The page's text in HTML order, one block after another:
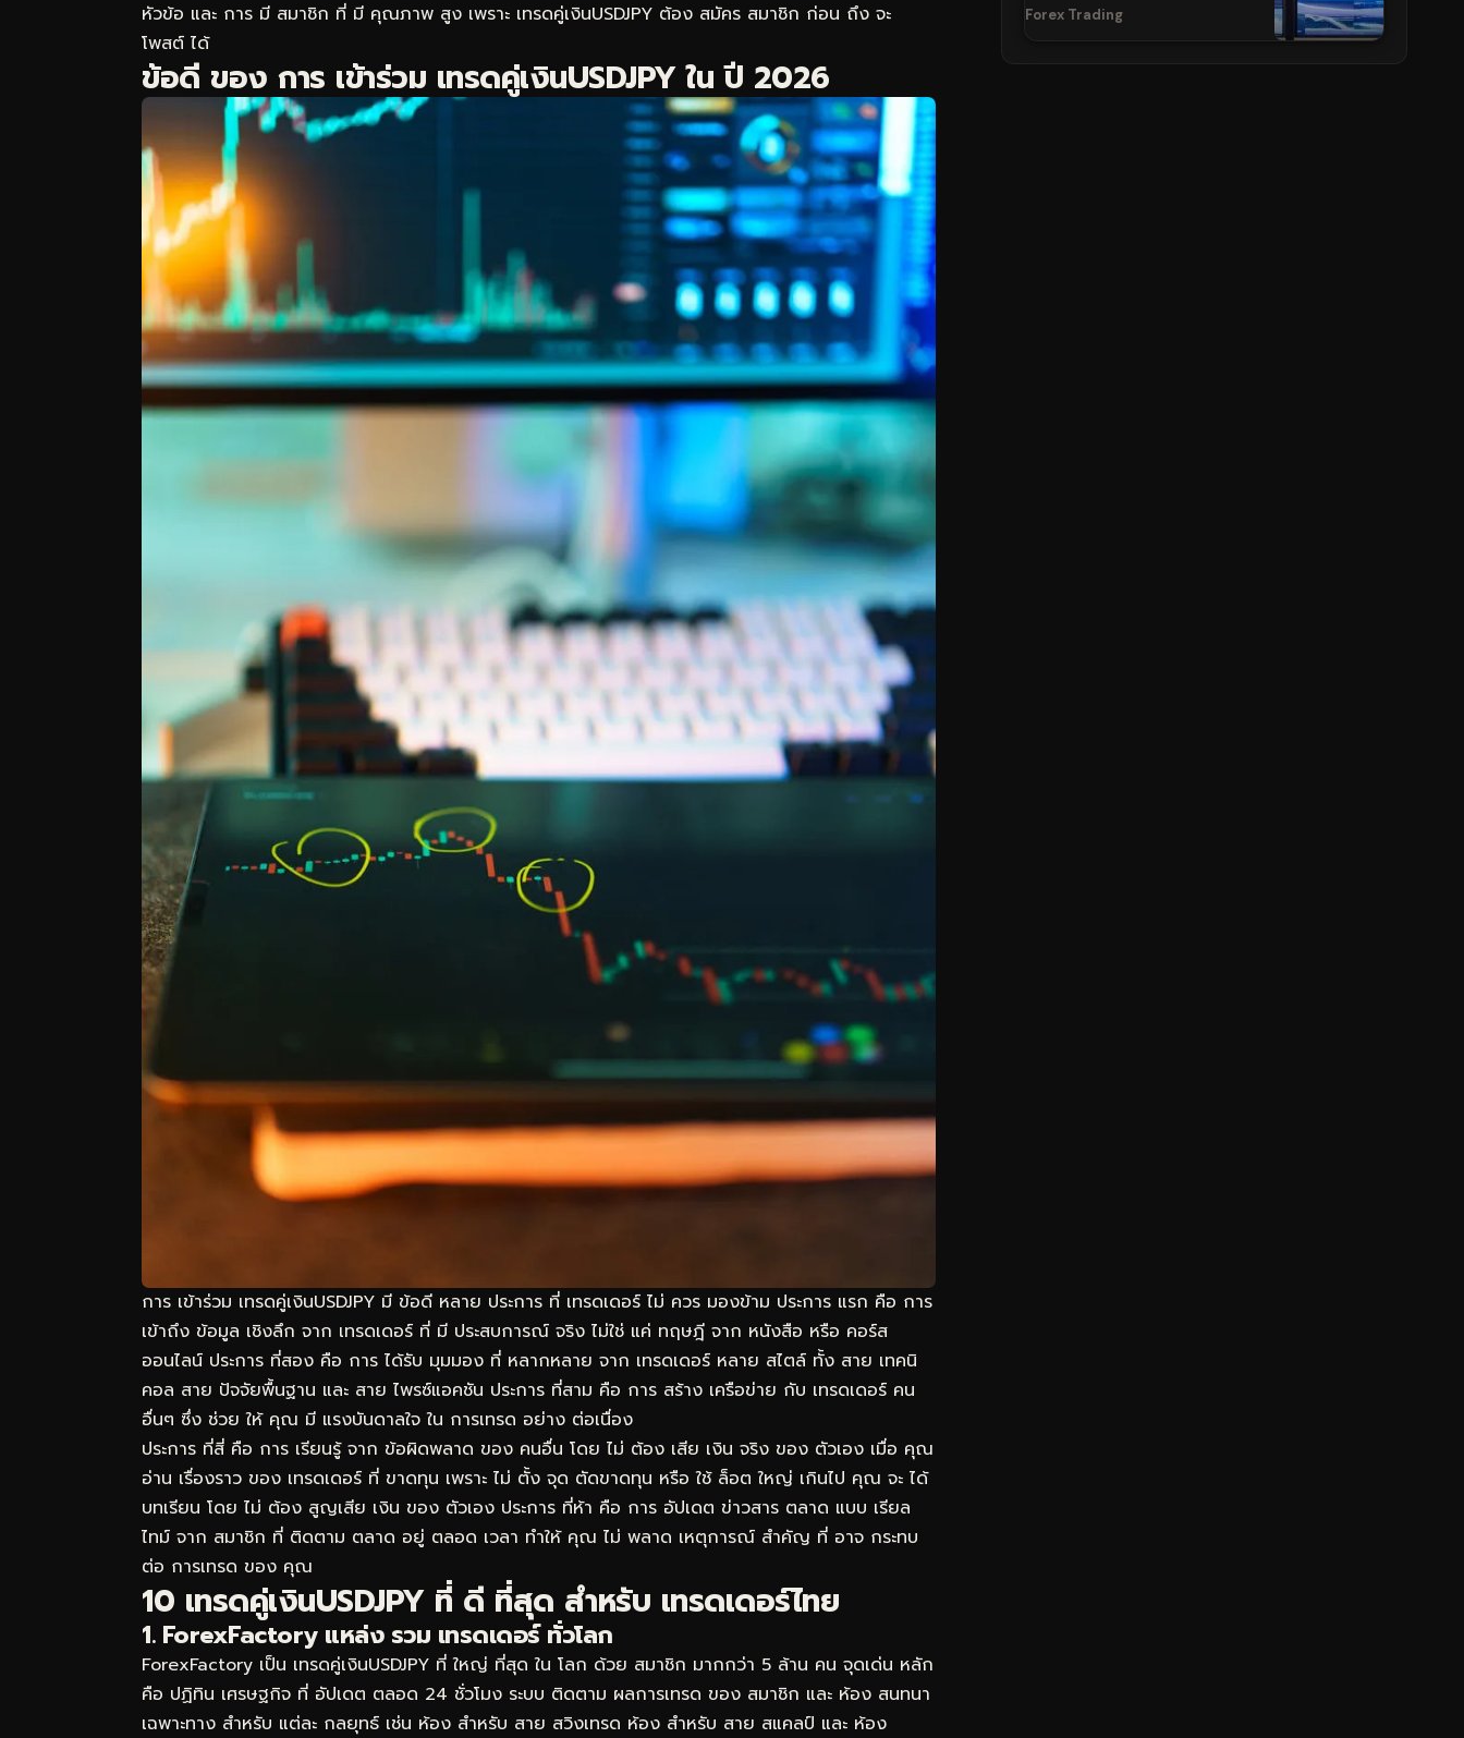
หัวข้อ และ การ มี สมาชิก ที่ มี คุณภาพ สูง เพราะ เทรดคู่เงินUSDJPY ต้อง สมัคร สมาชิก ก่อน ถึง จะ
โพสต์ ได้
ข้อดี ของ การ เข้าร่วม เทรดคู่เงินUSDJPY ใน ปี 2026
การ เข้าร่วม เทรดคู่เงินUSDJPY มี ข้อดี หลาย ประการ ที่ เทรดเดอร์ ไม่ ควร มองข้าม ประการ แรก คือ การ
เข้าถึง ข้อมูล เชิงลึก จาก เทรดเดอร์ ที่ มี ประสบการณ์ จริง ไม่ใช่ แค่ ทฤษฎี จาก หนังสือ หรือ คอร์ส
ออนไลน์ ประการ ที่สอง คือ การ ได้รับ มุมมอง ที่ หลากหลาย จาก เทรดเดอร์ หลาย สไตล์ ทั้ง สาย เทคนิ
คอล สาย ปัจจัยพื้นฐาน และ สาย ไพรซ์แอคชัน ประการ ที่สาม คือ การ สร้าง เครือข่าย กับ เทรดเดอร์ คน
อื่นๆ ซึ่ง ช่วย ให้ คุณ มี แรงบันดาลใจ ใน การเทรด อย่าง ต่อเนื่อง
ประการ ที่สี่ คือ การ เรียนรู้ จาก ข้อผิดพลาด ของ คนอื่น โดย ไม่ ต้อง เสีย เงิน จริง ของ ตัวเอง เมื่อ คุณ
อ่าน เรื่องราว ของ เทรดเดอร์ ที่ ขาดทุน เพราะ ไม่ ตั้ง จุด ตัดขาดทุน หรือ ใช้ ล็อต ใหญ่ เกินไป คุณ จะ ได้
บทเรียน โดย ไม่ ต้อง สูญเสีย เงิน ของ ตัวเอง ประการ ที่ห้า คือ การ อัปเดต ข่าวสาร ตลาด แบบ เรียล
ไทม์ จาก สมาชิก ที่ ติดตาม ตลาด อยู่ ตลอด เวลา ทำให้ คุณ ไม่ พลาด เหตุการณ์ สำคัญ ที่ อาจ กระทบ
ต่อ การเทรด ของ คุณ
10 เทรดคู่เงินUSDJPY ที่ ดี ที่สุด สำหรับ เทรดเดอร์ไทย
1. ForexFactory แหล่ง รวม เทรดเดอร์ ทั่วโลก
ForexFactory เป็น เทรดคู่เงินUSDJPY ที่ ใหญ่ ที่สุด ใน โลก ด้วย สมาชิก มากกว่า 5 ล้าน คน จุดเด่น หลัก
คือ ปฏิทิน เศรษฐกิจ ที่ อัปเดต ตลอด 24 ชั่วโมง ระบบ ติดตาม ผลการเทรด ของ สมาชิก และ ห้อง สนทนา
เฉพาะทาง สำหรับ แต่ละ กลยุทธ์ เช่น ห้อง สำหรับ สาย สวิงเทรด ห้อง สำหรับ สาย สแคลป์ และ ห้อง
Forex Trading